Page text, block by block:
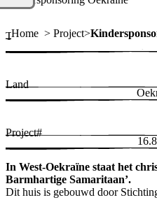
Home > Project
Thema
Land
Project#
In West-Oekraïne staat het
Barmhartige Samaritaan’.
Dit huis is gebouwd door